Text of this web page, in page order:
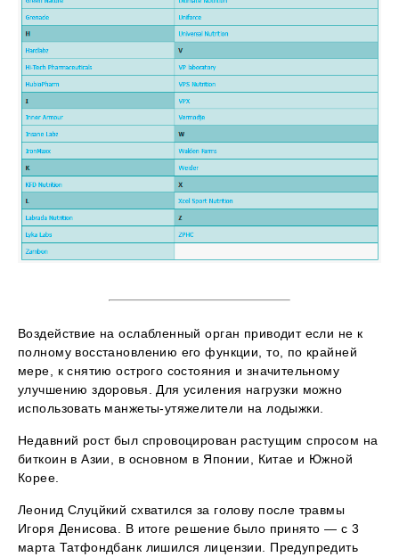
Воздействие на ослабленный орган приводит если не к
полному восстановлению его функции, то, по крайней
мере, к снятию острого состояния и значительному
улучшению здоровья. Для усиления нагрузки можно
использовать манжеты-утяжелители на лодыжки.
Недавний рост был спровоцирован растущим спросом на
биткоин в Азии, в основном в Японии, Китае и Южной
Корее.
Леонид Слуцйкий схватился за голову после травмы
Игоря Денисова. В итоге решение было принято — с 3
марта Татфондбанк лишился лицензии. Предупредить